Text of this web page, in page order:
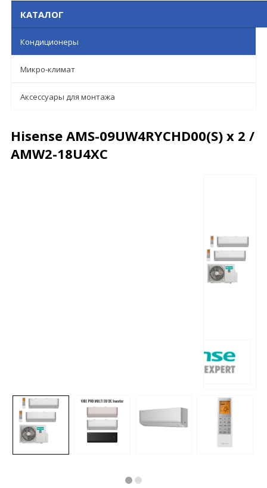
КАТАЛОГ
Кондиционеры
Микро-климат
Аксессуары для монтажа
Hisense AMS-09UW4RYCHD00(S) x 2 /
AMW2-18U4XC